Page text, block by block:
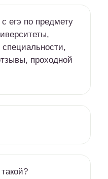
c егэ по предмету
проходной